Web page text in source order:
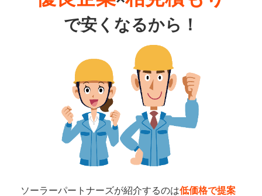
で安くなるから！
ソーラーパートナーズが紹介するのは低価格で提案